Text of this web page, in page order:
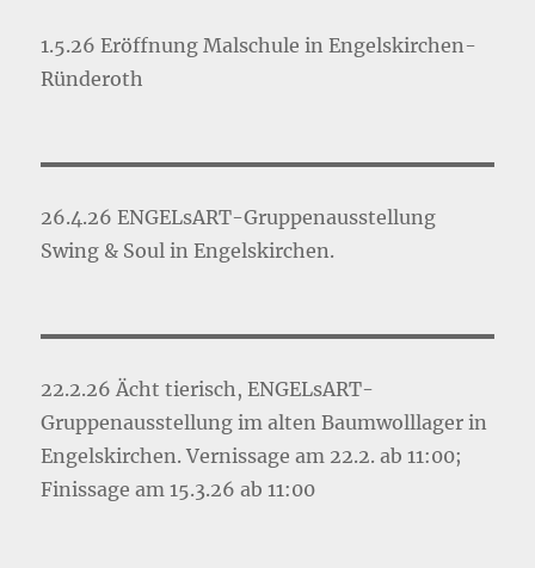
1.5.26 Eröffnung Malschule in Engelskirchen-
Ründeroth
26.4.26 ENGELsART-Gruppenausstellung
Swing & Soul in Engelskirchen.
22.2.26 Ächt tierisch, ENGELsART-
Gruppenausstellung im alten Baumwolllager in
Engelskirchen. Vernissage am 22.2. ab 11:00;
Finissage am 15.3.26 ab 11:00